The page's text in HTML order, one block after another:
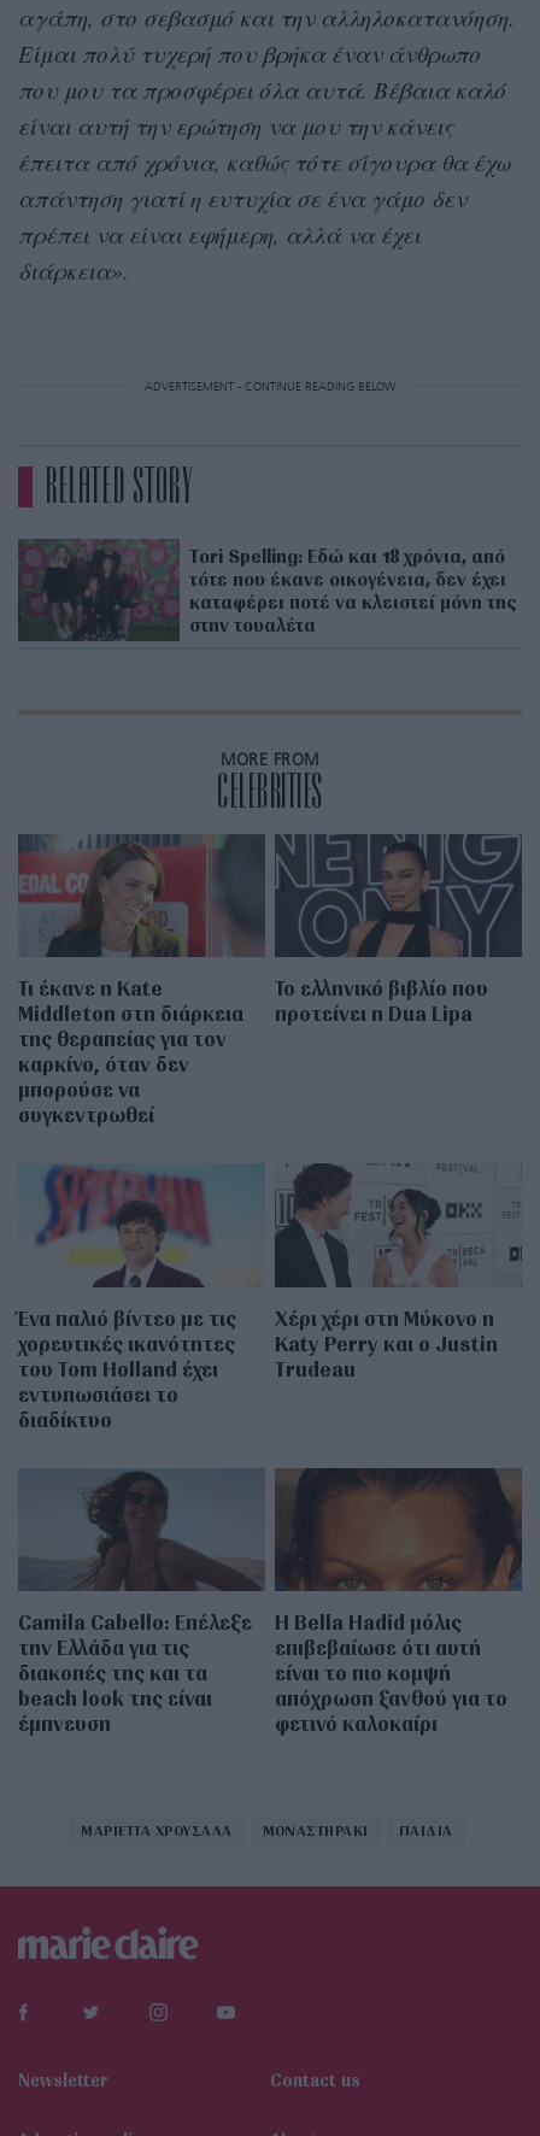
αγάπη, στο σεβασμό και την αλληλοκατανόηση.
Είμαι πολύ τυχερή που βρήκα έναν άνθρωπο
που μου τα προσφέρει όλα αυτά. Βέβαια καλό
είναι αυτή την ερώτηση να μου την κάνεις
έπειτα από χρόνια, καθώς τότε σίγουρα θα έχω
απάντηση γιατί η ευτυχία σε ένα γάμο δεν
πρέπει να είναι εφήμερη, αλλά να έχει
διάρκεια».
ADVERTISEMENT - CONTINUE READING BELOW
RELATED STORY
Tori Spelling: Εδώ και 18 χρόνια, από
τότε που έκανε οικογένεια, δεν έχει
καταφέρει ποτέ να κλειστεί μόνη της
στην τουαλέτα
MORE FROM
CELEBRITIES
Τι έκανε η Kate
Middleton στη διάρκεια
της θεραπείας για τον
καρκίνο, όταν δεν
μπορούσε να
συγκεντρωθεί
Το ελληνικό βιβλίο που
προτείνει η Dua Lipa
Ένα παλιό βίντεο με τις
χορευτικές ικανότητες
του Tom Holland έχει
εντυπωσιάσει το
διαδίκτυο
Χέρι χέρι στη Μύκονο η
Katy Perry και ο Justin
Trudeau
Camila Cabello: Επέλεξε
την Ελλάδα για τις
διακοπές της και τα
beach look της είναι
έμπνευση
Η Bella Hadid μόλις
επιβεβαίωσε ότι αυτή
είναι το πιο κομψή
απόχρωση ξανθού για το
φετινό καλοκαίρι
ΜΑΡΙΕΤΤΑ ΧΡΟΥΣΑΛΑ ΜΟΝΑΣΤΗΡΑΚΙ ΠΑΙΔΙΑ
Newsletter Contact us